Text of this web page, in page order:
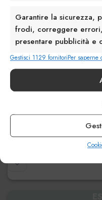
Garantire la sicurezza,
frodi, correggere
presentare pubblicità e
Gestisci 1129 fornitoriPer
€275.00